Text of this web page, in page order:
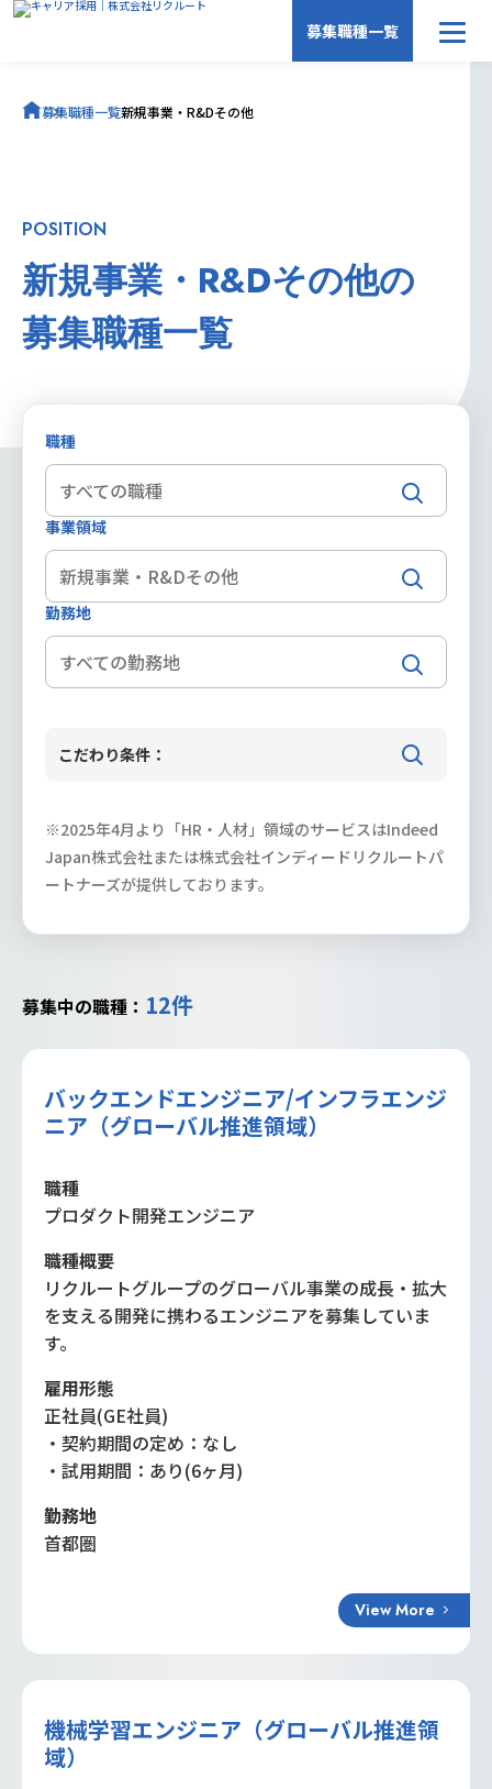
募集職種一覧
募集職種一覧
キャリア採用トップ
募集職種一覧新規事業・R&Dその他
POSITION
新規事業・R&Dその他の
募集職種一覧
職種
事業領域
新規事業・R&Dその他
勤務地
こだわり条件：
※2025年4月より「HR・人材」領域のサービスはIndeed
Japan株式会社または株式会社インディードリクルートパ
ートナーズが提供しております。
募集中の職種： 12件
バックエンドエンジニア/インフラエンジ
ニア（グローバル推進領域）
職種
プロダクト開発エンジニア
職種概要
リクルートグループのグローバル事業の成長・拡大
を支える開発に携わるエンジニアを募集していま
す。
雇用形態
正社員(GE社員)
・契約期間の定め：なし
・試用期間：あり(6ヶ月)
勤務地
首都圏
View More
機械学習エンジニア（グローバル推進領
域）